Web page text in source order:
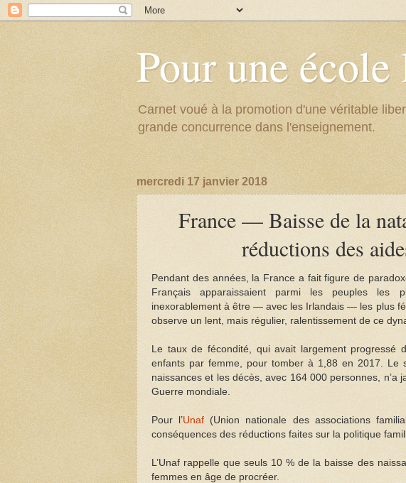
Pour une
Carnet voué à la promotion d'une véritable
grande concurrence dans l'enseignement.
mercredi 17 janvier 2018
France — Baisse de la
réductions des
Pendant des années, la France a fait figure de
Français apparaissaient parmi les peuples les
inexorablement à être — avec les Irlandais — les plus
observe un lent, mais régulier, ralentissement de ce
Le taux de fécondité, qui avait largement
enfants par femme, pour tomber à 1,88 en 2017. Le
naissances et les décès, avec 164 000 personnes,
Guerre mondiale.
Pour l’Unaf (Union nationale des associations
conséquences des réductions faites sur la politique
L’Unaf rappelle que seuls 10 % de la baisse des
femmes en âge de procréer.